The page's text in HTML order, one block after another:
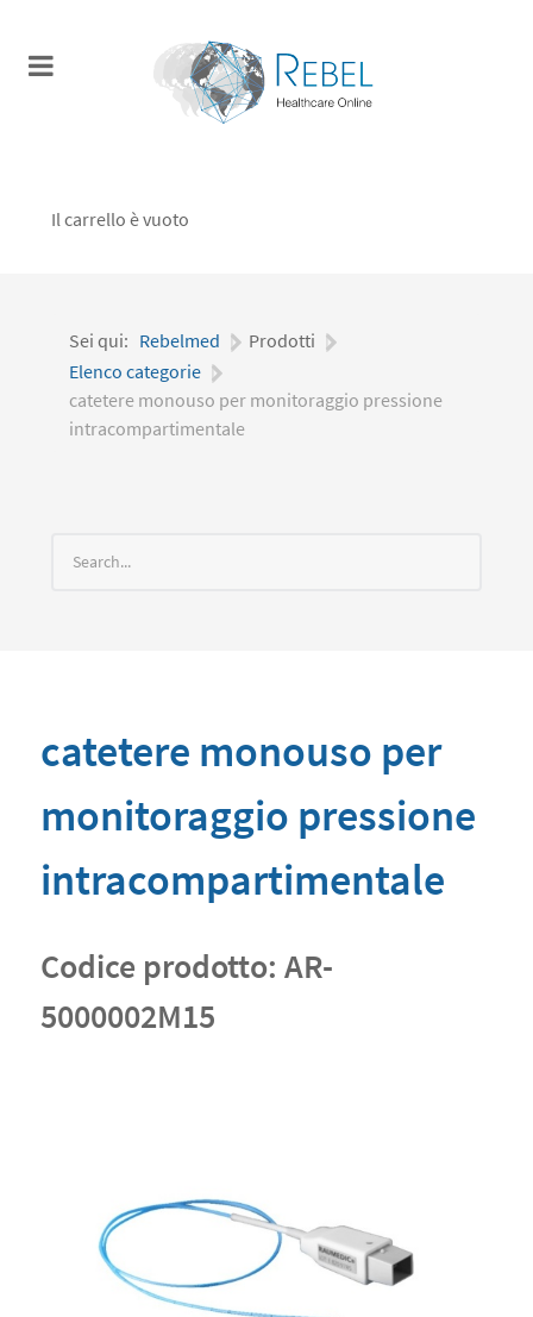
Il carrello è vuoto
Sei qui: Rebelmed | Prodotti |
Elenco categorie |
catetere monouso per monitoraggio pressione
intracompartimentale
catetere monouso per
monitoraggio pressione
intracompartimentale
Codice prodotto: AR-
5000002M15